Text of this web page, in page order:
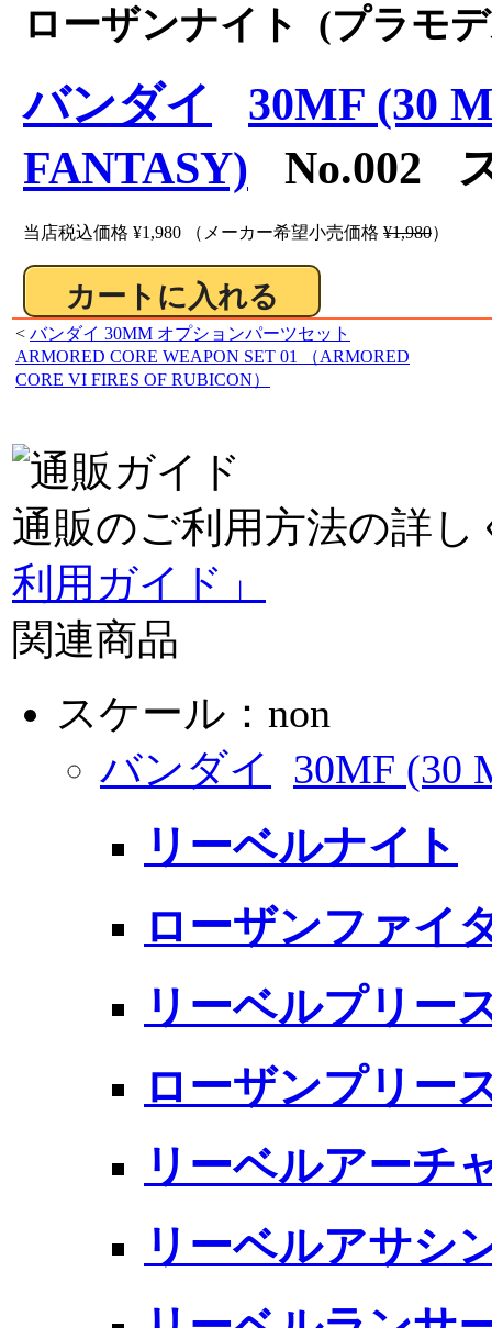
ローザンナイト (プラモ
バンダイ
30MF (30
FANTASY) No.002
当店税込価格 ¥1,980 （メーカー希望小売価格 ¥1,980）
< バンダイ 30MM オプションパーツセット
ARMORED CORE WEAPON SET 01 （ARMORED
CORE VI FIRES OF RUBICON）
通販のご利用方法の詳し
利用ガイド」
関連商品
スケール：non
バンダイ
30MF (30
リーベルナイト
ローザンファイ
リーベルプリー
ローザンプリー
リーベルアーチ
リーベルアサシ